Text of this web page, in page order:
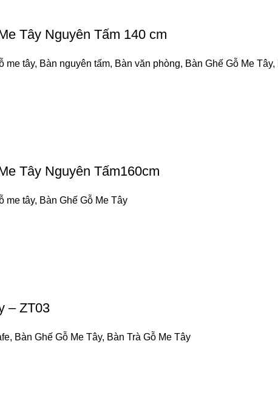
Tây Nguyên Tấm 140 cm
me tây, Bàn nguyên tấm, Bàn văn phòng, Bàn Ghế Gỗ Me Tây,
Tây Nguyên Tấm160cm
me tây, Bàn Ghế Gỗ Me Tây
– ZT03
, Bàn Ghế Gỗ Me Tây, Bàn Trà Gỗ Me Tây